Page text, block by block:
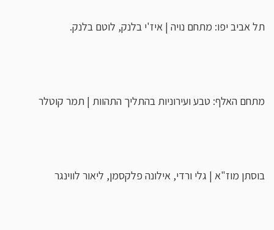
תל אביב יפו: מתחם נויה | איז'י בלנק, לוטם בלנק.
מתחם האלף: טבע ועירוניות בהתליך התהוות | תמר קוטלר
בוסתן מוז"א | גלי ורדי, אילונה פלקסמן, ליאור לווינגר